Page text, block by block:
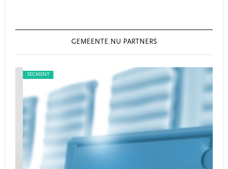
GEMEENTE.NU PARTNERS
SEGMENT